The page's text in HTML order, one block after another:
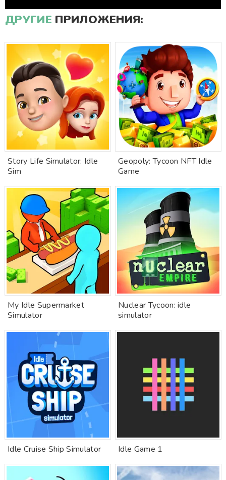
ДРУГИЕ ПРИЛОЖЕНИЯ:
Story Life Simulator: Idle
Sim
Geopoly: Tycoon NFT Idle
Game
My Idle Supermarket
Simulator
Nuclear Tycoon: idle
simulator
Idle Cruise Ship Simulator Idle Game 1